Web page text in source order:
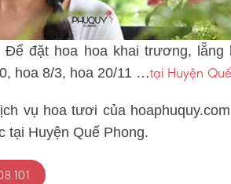
Để đặt hoa hoa khai trương, lẵng
hoa 8/3, hoa 20/11 …tại Huyện
vụ hoa tươi của
tại Huyện Quế Phong.